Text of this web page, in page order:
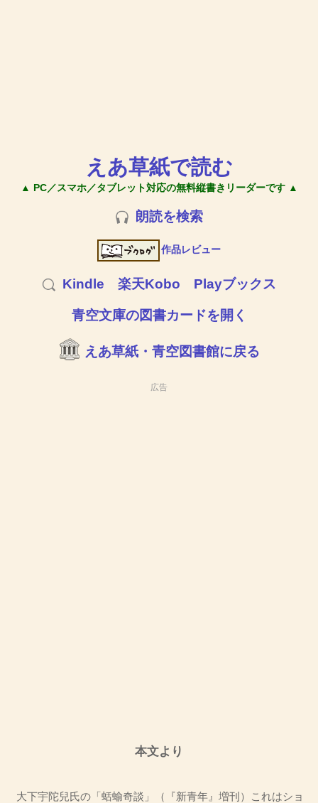
えあ草紙で読む
▲ PC／スマホ／タブレット対応の無料縦書きリーダーです ▲
朗読を検索
作品レビュー
Kindle 楽天Kobo Playブックス
青空文庫の図書カードを開く
えあ草紙・青空図書館に戻る
広告
本文より
大下宇陀兒氏の「蛞蝓奇談」（『新青年』増刊）これはショ